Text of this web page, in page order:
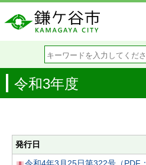
令和3年度
発行日